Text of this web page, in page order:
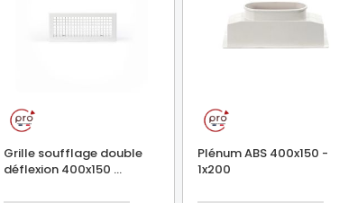
Grille soufflage double
déflexion 400x150 ...
Plénum ABS 400x150 -
1x200